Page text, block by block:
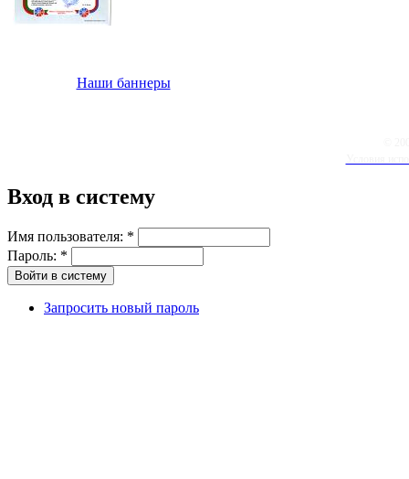
Наши баннеры
Вход в систему
Имя пользователя: *
Пароль: *
Запросить новый пароль